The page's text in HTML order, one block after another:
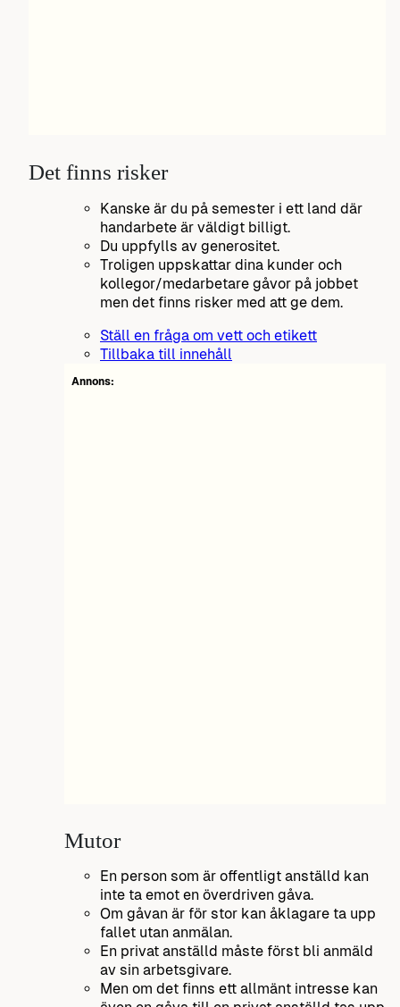
Det finns risker
Kanske är du på semester i ett land där
handarbete är väldigt billigt.
Du uppfylls av generositet.
Troligen uppskattar dina kunder och
kollegor/medarbetare gåvor på jobbet
men det finns risker med att ge dem.
Ställ en fråga om vett och etikett
Tillbaka till innehåll
Annons:
Mutor
En person som är offentligt anställd kan
inte ta emot en överdriven gåva.
Om gåvan är för stor kan åklagare ta upp
fallet utan anmälan.
En privat anställd måste först bli anmäld
av sin arbetsgivare.
Men om det finns ett allmänt intresse kan